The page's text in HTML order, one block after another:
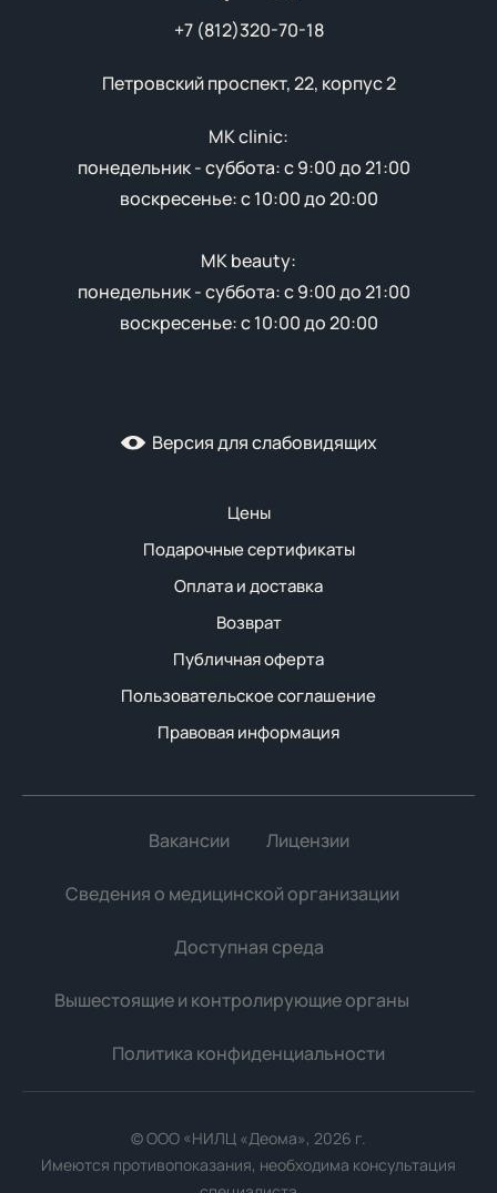
Цены
Подарочные сертификаты
Оплата и доставка
Возврат
Публичная оферта
Пользовательское соглашение
Правовая информация
+7 (812)320-70-18
Петровский проспект, 22, корпус 2
MK clinic:
понедельник - суббота: с 9:00 до 21:00
воскресенье: с 10:00 до 20:00
MK beauty:
понедельник - суббота: с 9:00 до 21:00
воскресенье: с 10:00 до 20:00
Версия для слабовидящих
© ООО «НИЛЦ «Деома», 2026 г.
Имеются противопоказания, необходима консультация
Вышестоящие и контролирующие органы
Политика конфиденциальности
Сведения о медицинской организации
Доступная среда
Вакансии Лицензии
Мы используем файлы cookie для улучшения работы
использованием файлов cookie.
Принять все